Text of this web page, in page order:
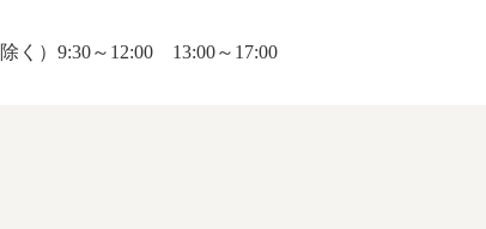
く）9:30～12:00 13:00～17:00